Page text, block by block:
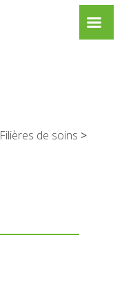
Filières de soins >